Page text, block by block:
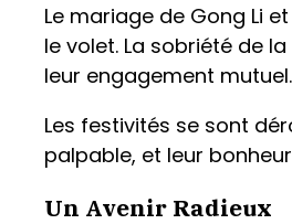
Le mariage de Gong Li
le volet. La sobriété de
leur engagement mutuel.
Les festivités se sont
palpable, et leur
Un Avenir Radieux